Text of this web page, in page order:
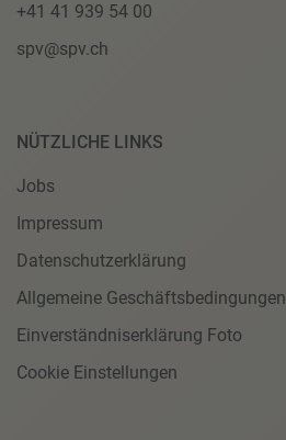
+41 41 939 54 00
spv@spv.ch
NÜTZLICHE LINKS
Jobs
Impressum
Datenschutzerklärung
Allgemeine Geschäftsbedingungen
Einverständniserklärung Foto
Cookie Einstellungen